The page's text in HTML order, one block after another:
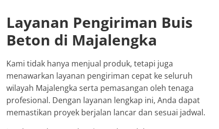
Layanan Pengiriman Buis
Beton di Majalengka
Kami tidak hanya menjual produk, tetapi juga
menawarkan layanan pengiriman cepat ke seluruh
wilayah Majalengka serta pemasangan oleh tenaga
profesional. Dengan layanan lengkap ini, Anda dapat
memastikan proyek berjalan lancar dan sesuai jadwal.